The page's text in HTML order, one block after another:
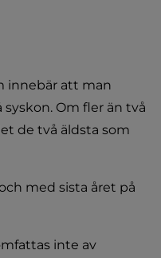
innebär att man
Om fler än två
de två äldsta som
med sista året på
inte av